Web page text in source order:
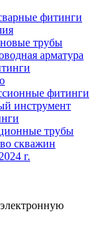
фитинги
трубы
арматура
фитинги
инструмент
трубы
скважин
г.